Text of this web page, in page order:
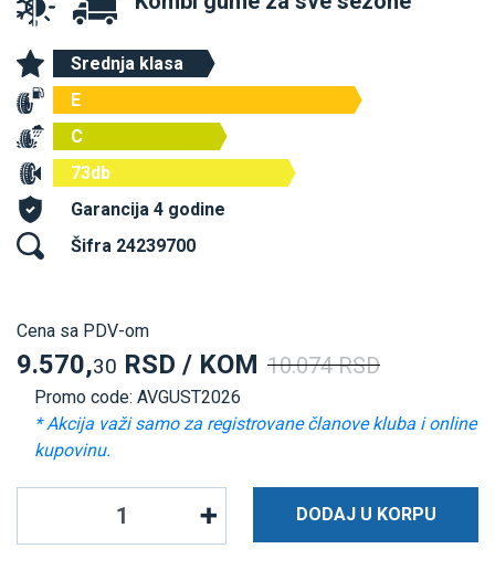
Srednja klasa
E
C
73db
Garancija 4 godine
Šifra 24239700
Cena sa PDV-om
9.570,30 RSD / KOM 10.074 RSD
Promo code: AVGUST2026
* Akcija važi samo za registrovane članove kluba i online
kupovinu.
DODAJ U KORPU